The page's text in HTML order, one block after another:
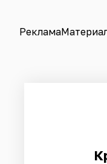
Реклама